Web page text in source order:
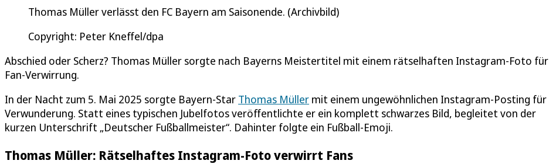
Thomas Müller verlässt den FC Bayern am Saisonende. (Archivbild)
Copyright: Peter Kneffel/dpa
Abschied oder Scherz? Thomas Müller sorgte nach Bayerns Meistertitel mit einem rätselhaften Instagram-Foto für
Fan-Verwirrung.
In der Nacht zum 5. Mai 2025 sorgte Bayern-Star Thomas Müller mit einem ungewöhnlichen Instagram-Posting für
Verwunderung. Statt eines typischen Jubelfotos veröffentlichte er ein komplett schwarzes Bild, begleitet von der
kurzen Unterschrift „Deutscher Fußballmeister“. Dahinter folgte ein Fußball-Emoji.
Thomas Müller: Rätselhaftes Instagram-Foto verwirrt Fans